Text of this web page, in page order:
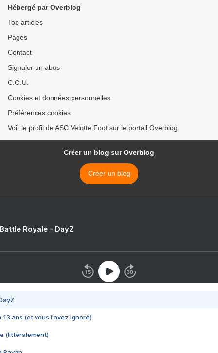
Hébergé par Overblog
Top articles
Pages
Contact
Signaler un abus
C.G.U.
Cookies et données personnelles
Préférences cookies
Voir le profil de ASC Velotte Foot sur le portail Overblog
Créer un blog sur Overblog
Créer un blog
Royale - DayZ
13 ans (et vous l'avez ignoré)
(littéralement)